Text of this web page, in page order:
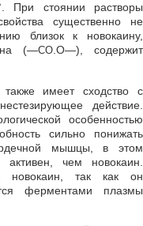
При стоянии растворы
существенно не
близок к новокаину,
(—СО .О—), содержит
имеет сходство с
действие.
особенностью
сильно понижать
мышцы, в этом
чем новокаин.
новокаин, так как он
ферментами плазмы